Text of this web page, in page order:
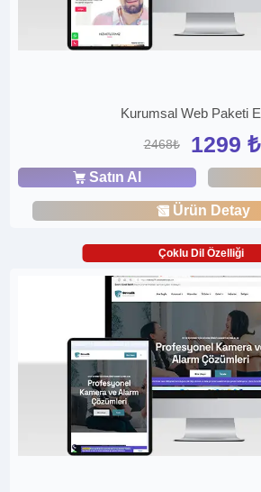
Kurumsal Web Paketi
2468₺ 1299 ₺
Satın Al
Ürün Detay
Çoklu Dil Özelliği